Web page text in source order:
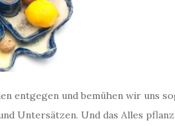
entgegen und bemühen wir uns
Untersätzen. Und das Alles